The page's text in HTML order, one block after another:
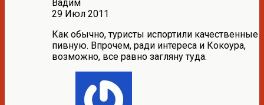
Вадим
29 Июл 2011
Как обычно, туристы испортили качественные
пивную. Впрочем, ради интереса и Кокоура,
возможно, все равно загляну туда.